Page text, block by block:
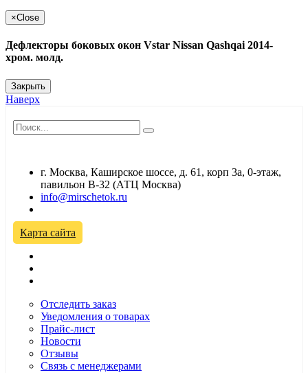
×Close
Дефлекторы боковых окон Vstar Nissan Qashqai 2014-
хром. молд.
Закрыть
Наверх
г. Москва, Каширское шоссе, д. 61, корп 3а, 0-этаж,
павильон В-32 (АТЦ Москва)
info@mirschetok.ru
Карта сайта
Отследить заказ
Уведомления о товарах
Прайс-лист
Новости
Отзывы
Связь с менеджерами